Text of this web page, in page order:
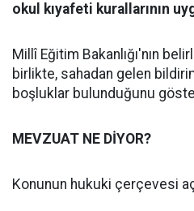
okul kıyafeti kurallarının
Millî Eğitim Bakanlığı'nın
birlikte, sahadan gelen
boşluklar bulunduğunu
MEVZUAT NE DİYOR?
Konunun hukuki çerçevesi